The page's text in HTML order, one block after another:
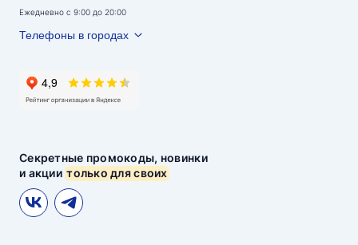
Секретные промокоды, новинки
и акциитолько для своих
Ежедневно с 9:00 до 20:00
Телефоны в городах